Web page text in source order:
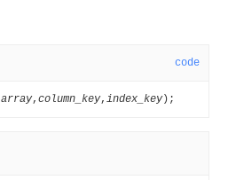
code
array, column_key, index_key);